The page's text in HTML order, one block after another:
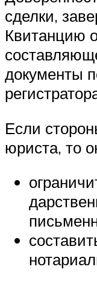
сделки,
Квитанцию
документы
Если
юриста, то